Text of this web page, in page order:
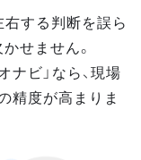
右する判断を誤ら
せません。
ビ」なら、現場
精度が高まりま